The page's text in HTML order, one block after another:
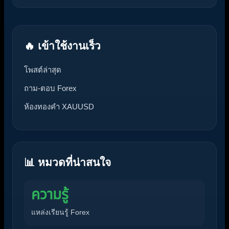
🔥 เข้าใช้งานเร็ว
โพสต์ล่าสุด
ถาม-ตอบ Forex
ห้องทองคำ XAUUSD
📊 หมวดที่น่าสนใจ
ความรู้
แหล่งเรียนรู้ Forex